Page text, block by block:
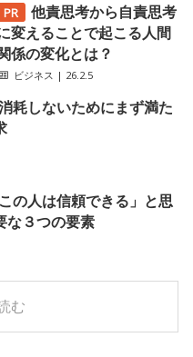
他責思考から自責思考
変えることで起こる人間
係の変化とは？
ビジネス | 26.2.5
耗しないためにまず満た
の人は信頼できる」と思
な３つの要素
む